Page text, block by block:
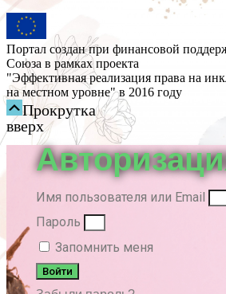
Портал создан при финансовой
Союза в рамках проекта
"Эффективная реализация права на
на местном уровне" в 2016 году
Прокрутка
вверх
Имя пользователя или Email
Пароль
Запомнить меня
Войти